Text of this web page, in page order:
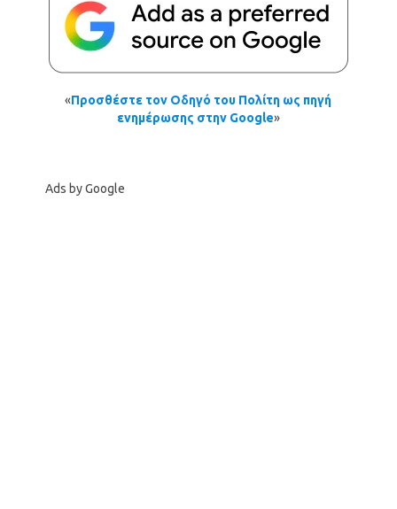
«Προσθέστε τον Οδηγό του Πολίτη ως πηγή
ενημέρωσης στην Google»
Ads by Google